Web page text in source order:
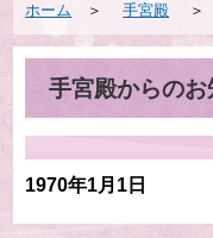
ホーム ＞手宮殿
手宮殿からのお
1970年1月1日